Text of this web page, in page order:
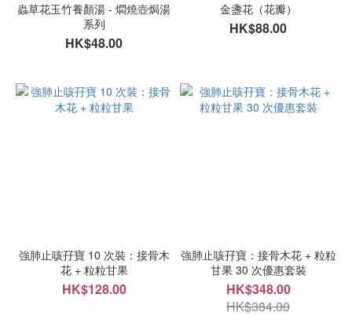
蟲草花玉竹養顏湯 - 燜燒壺焗湯
系列
HK$48.00
金盞花（花瓣）
HK$88.00
強肺止咳孖寶 10 次裝：接骨木
花 + 粒粒甘果
HK$128.00
強肺止咳孖寶：接骨木花 + 粒粒
甘果 30 次優惠套裝
HK$348.00
HK$384.00